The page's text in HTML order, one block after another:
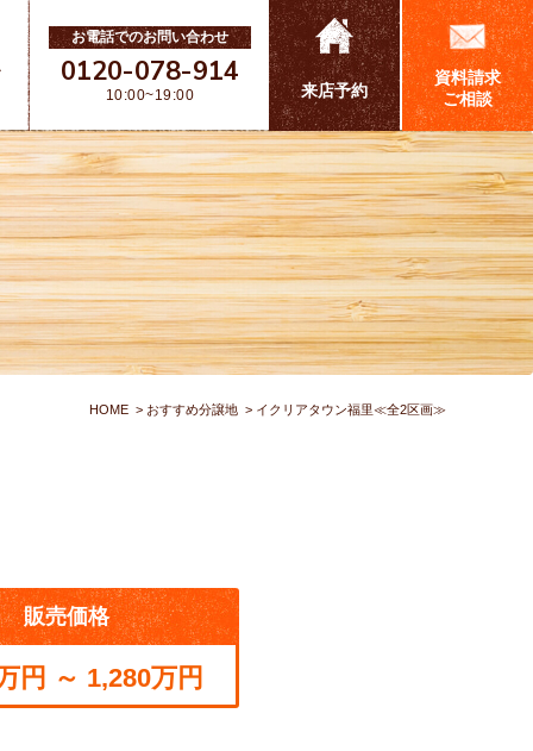
お電話でのお問い合わせ
0120-078-914
10:00~19:00 来店予約
資料請求
ご相談
HOME おすすめ分譲地 イクリアタウン福里≪全2区画≫
販売価格
円 ～ 1,280万円